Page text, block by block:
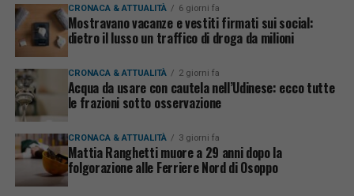
CRONACA & ATTUALITÀ 6 giorni fa
Mostravano vacanze e vestiti firmati sui social:
dietro il lusso un traffico di droga da milioni
CRONACA & ATTUALITÀ 2 giorni fa
Acqua da usare con cautela nell’Udinese: ecco tutte
le frazioni sotto osservazione
CRONACA & ATTUALITÀ 3 giorni fa
Mattia Ranghetti muore a 29 anni dopo la
folgorazione alle Ferriere Nord di Osoppo